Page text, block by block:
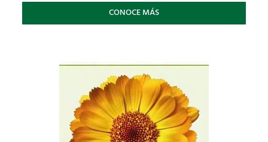
CONOCE MÁS